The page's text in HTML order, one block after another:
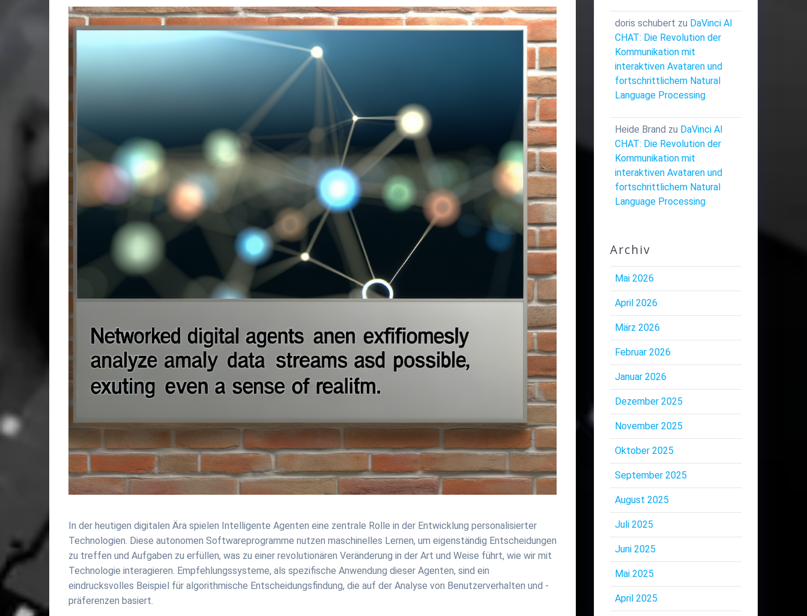
In der heutigen digitalen Ära spielen Intelligente Agenten eine zentrale Rolle in der Entwicklung personalisierter
Technologien. Diese autonomen Softwareprogramme nutzen maschinelles Lernen, um eigenständig Entscheidungen
zu treffen und Aufgaben zu erfüllen, was zu einer revolutionären Veränderung in der Art und Weise führt, wie wir mit
Technologie interagieren. Empfehlungssysteme, als spezifische Anwendung dieser Agenten, sind ein
eindrucksvolles Beispiel für algorithmische Entscheidungsfindung, die auf der Analyse von Benutzerverhalten und -
präferenzen basiert.
doris schubert zu DaVinci AI
CHAT: Die Revolution der
Kommunikation mit
interaktiven Avataren und
fortschrittlichem Natural
Language Processing
Heide Brand zu DaVinci AI
CHAT: Die Revolution der
Kommunikation mit
interaktiven Avataren und
fortschrittlichem Natural
Language Processing
Archiv
Mai 2026
April 2026
März 2026
Februar 2026
Januar 2026
Dezember 2025
November 2025
Oktober 2025
September 2025
August 2025
Juli 2025
Juni 2025
Mai 2025
April 2025